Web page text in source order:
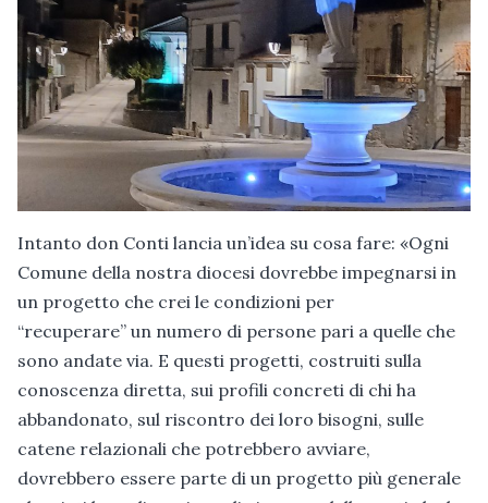
Intanto don Conti lancia un’idea su cosa fare: «Ogni
Comune della nostra diocesi dovrebbe impegnarsi in
un progetto che crei le condizioni per
“recuperare” un numero di persone pari a quelle che
sono andate via. E questi progetti, costruiti sulla
conoscenza diretta, sui profili concreti di chi ha
abbandonato, sul riscontro dei loro bisogni, sulle
catene relazionali che potrebbero avviare,
dovrebbero essere parte di un progetto più generale